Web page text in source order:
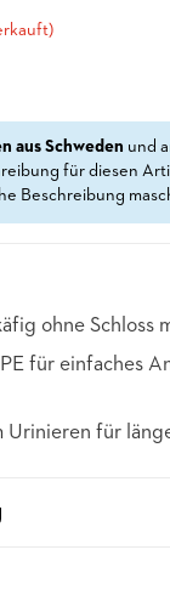
aus Schweden und
für diesen
Beschreibung
ohne Schloss
für einfaches
Urinieren für